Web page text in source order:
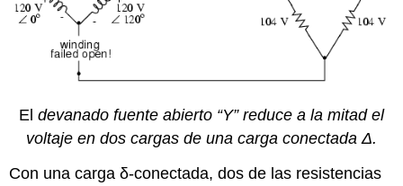
El devanado fuente abierto “Y” reduce a la mitad el
voltaje en dos cargas de una carga conectada Δ.
Con una carga δ-conectada, dos de las resistencias